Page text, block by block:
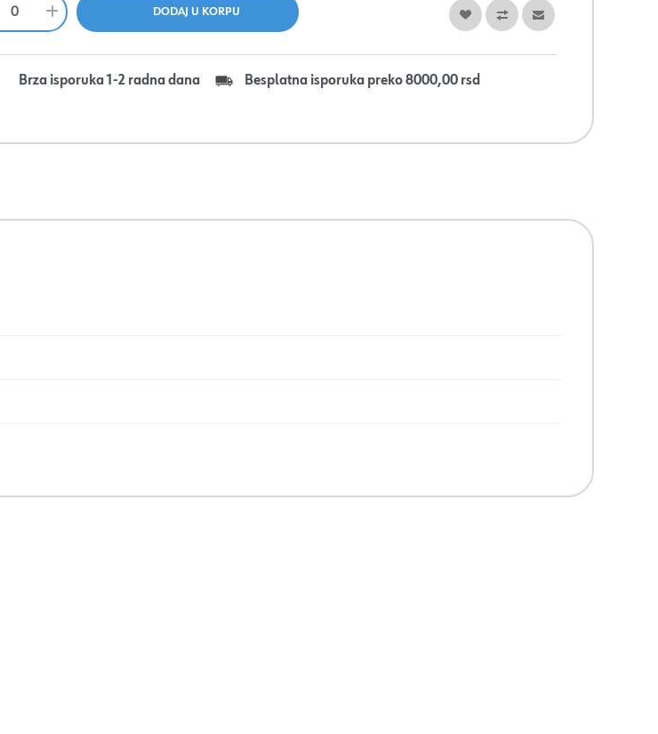
Brza isporuka 1-2 radna dana Besplatna isporuka preko 8000,00 rsd